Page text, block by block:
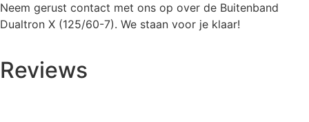
Neem gerust contact met ons op over de Buitenband
Dualtron X (125/60-7). We staan voor je klaar!
Reviews